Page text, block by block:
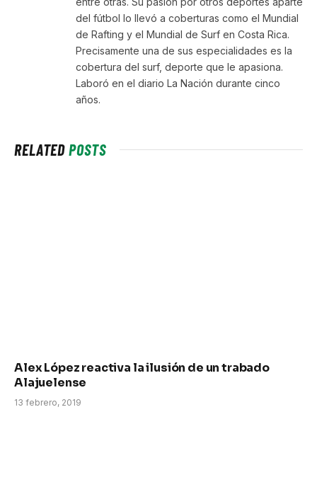
del fútbol lo llevó a coberturas como el Mundial
de Rafting y el Mundial de Surf en Costa Rica.
Precisamente una de sus especialidades es la
cobertura del surf, deporte que le apasiona.
Laboró en el diario La Nación durante cinco
años.
RELATEDPOSTS
Alex López reactiva la ilusión de un trabado
Alajuelense
13 febrero, 2019